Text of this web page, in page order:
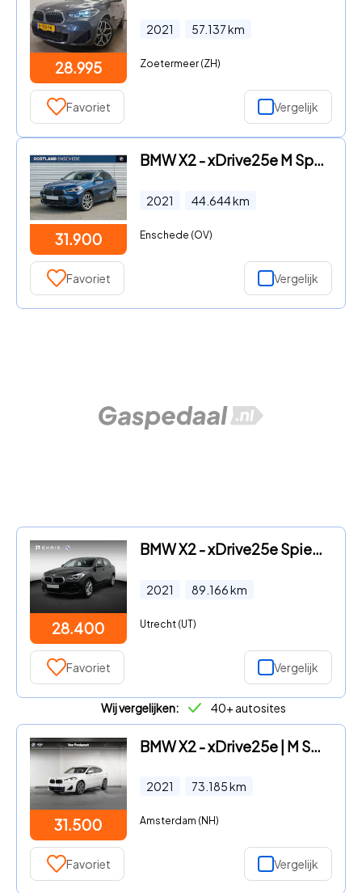
28.995
2021 57.137km
Zoetermeer (ZH)
Favoriet Vergelijk
31.900
BMW X2 - xDrive25e M Sport Automaat / Panoramadak / Adaptieve LED / C
2021 44.644km
Enschede (OV)
Favoriet Vergelijk
28.400
BMW X2 - xDrive25e Spiegels Elektrisch Inklapbaar | Achteruitrijcamer
2021 89.166km
Utrecht (UT)
Favoriet Vergelijk
Wij vergelijken: 40+ autosites
31.500
BMW X2 - xDrive25e | M Sport | Panoramadak | Harman/Kardon | Head-Up
2021 73.185km
Amsterdam (NH)
Favoriet Vergelijk